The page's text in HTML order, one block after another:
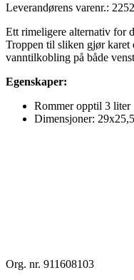
Leverandørens varenr.:
Ett rimeligere alternativ for
Troppen til sliken gjør karet
vanntilkobling på både
Egenskaper:
Rommer opptil 3 liter
Dimensjoner:
Org. nr. 911608103